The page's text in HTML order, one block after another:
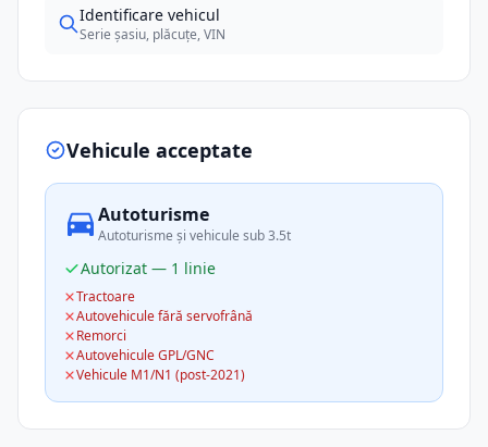
Identificare vehicul
Serie șasiu, plăcuțe, VIN
Vehicule acceptate
Autoturisme
Autoturisme și vehicule sub 3.5t
Autorizat — 1 linie
Tractoare
Autovehicule fără servofrână
Remorci
Autovehicule GPL/GNC
Vehicule M1/N1 (post-2021)